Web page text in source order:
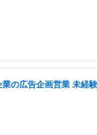
の広告企画営業 未経